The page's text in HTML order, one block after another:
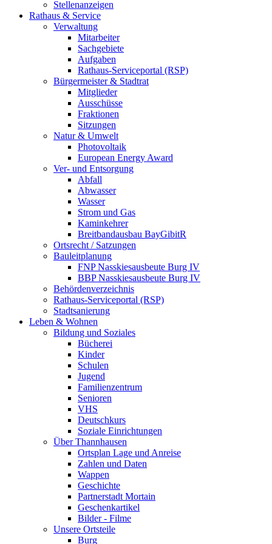
Stellenanzeigen
Rathaus & Service
Verwaltung
Mitarbeiter
Sachgebiete
Aufgaben
Rathaus-Serviceportal (RSP)
Bürgermeister & Stadtrat
Mitglieder
Ausschüsse
Fraktionen
Sitzungen
Natur & Umwelt
Photovoltaik
European Energy Award
Ver- und Entsorgung
Abfall
Abwasser
Wasser
Strom und Gas
Kaminkehrer
Breitbandausbau BayGibitR
Ortsrecht / Satzungen
Bauleitplanung
FNP Nasskiesausbeute Burg IV
BBP Nasskiesausbeute Burg IV
Behördenverzeichnis
Rathaus-Serviceportal (RSP)
Stadtsanierung
Leben & Wohnen
Bildung und Soziales
Bücherei
Kinder
Schulen
Jugend
Familienzentrum
Senioren
VHS
Deutschkurs
Soziale Einrichtungen
Über Thannhausen
Ortsplan Lage und Anreise
Zahlen und Daten
Wappen
Geschichte
Partnerstadt Mortain
Geschenkartikel
Bilder - Filme
Unsere Ortsteile
Burg